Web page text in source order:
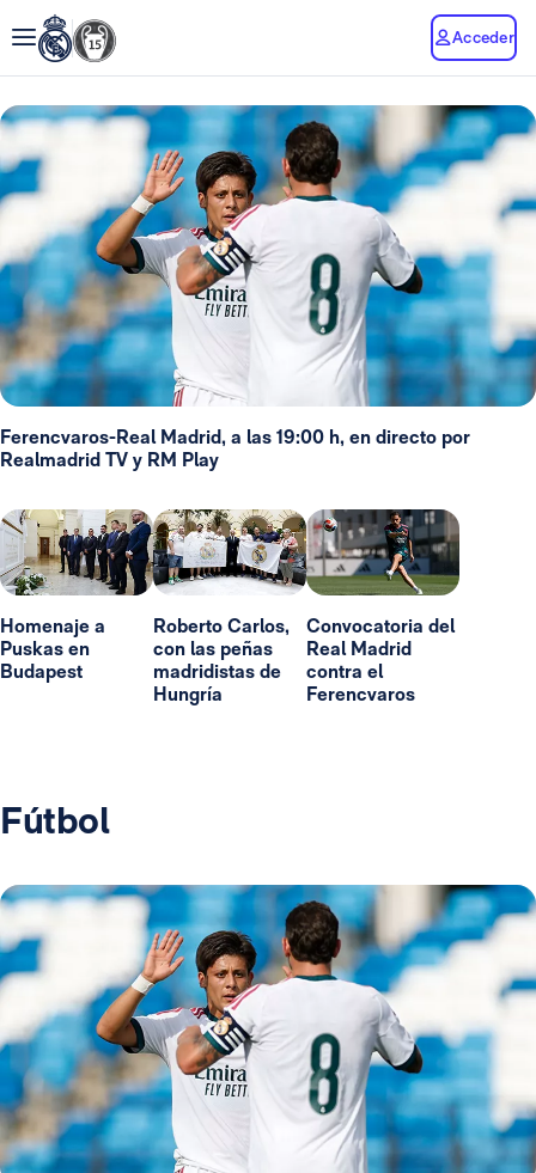
Acceder
Ferencvaros-Real Madrid, a las 19:00 h, en directo por
Realmadrid TV y RM Play
Homenaje a
Puskas en
Budapest
Roberto Carlos,
con las peñas
madridistas de
Hungría
Convocatoria del
Real Madrid
contra el
Ferencvaros
Fútbol